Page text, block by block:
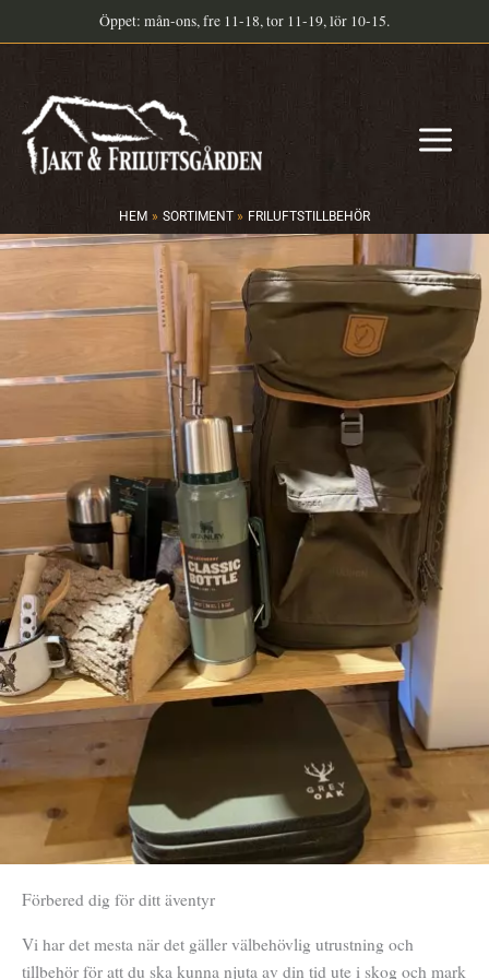
till
Öppet: mån-ons, fre 11-18, tor 11-19, lör 10-15.
HEM SORTIMENT FRILUFTSTILLBEHÖR
Förbered dig för ditt äventyr
Vi har det mesta när det gäller välbehövlig utrustning och
tillbehör för att du ska kunna njuta av din tid ute i skog och mark